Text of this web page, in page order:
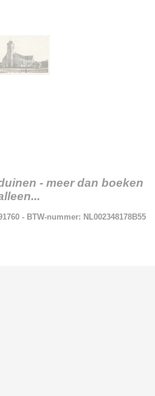
- meer dan boeken
- BTW-nummer: NL002348178B55